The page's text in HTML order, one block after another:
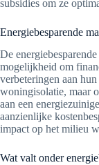
subsidies om ze
Energiebesparende
De
mogelijkheid om
verbeteringen aan
woningisolatie, maar
aan een
aanzienlijke
impact op het milieu
Wat valt onder